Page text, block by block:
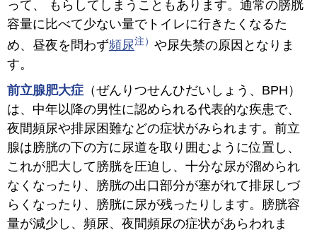
って、 もらしてしまうこともあります。通常の膀胱
容量に比べて少ない量でトイレに行きたくなるた
め、昼夜を問わず頻尿
や尿失禁の原因となりま
す。
前立腺肥大症 （ぜんりつせんひだいしょう、BPH）
は、中年以降の男性に認められる代表的な疾患で、
夜間頻尿や排尿困難などの症状がみられます。前立
腺は膀胱の下の方に尿道を取り囲むように位置し、
これが肥大して膀胱を圧迫し、十分な尿が溜められ
なくなったり、膀胱の出口部分が塞がれて排尿しづ
らくなったり、膀胱に尿が残ったりします。膀胱容
量が減少し、頻尿、夜間頻尿の症状があらわれま